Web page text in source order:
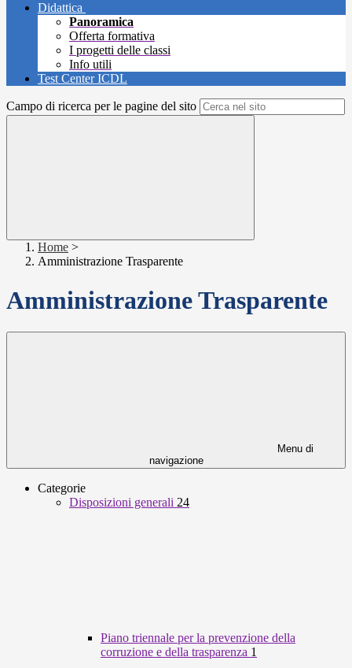
Didattica
Panoramica
Offerta formativa
I progetti delle classi
Info utili
Test Center ICDL
Campo di ricerca per le pagine del sito
Home >
Amministrazione Trasparente
Amministrazione Trasparente
Menu di
navigazione
Categorie
Disposizioni generali 24
Piano triennale per la prevenzione della
corruzione e della trasparenza 1